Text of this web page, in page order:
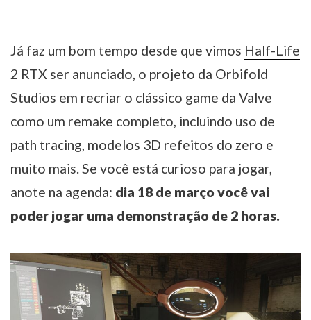
Já faz um bom tempo desde que vimos Half-Life
2 RTX ser anunciado, o projeto da Orbifold
Studios em recriar o clássico game da Valve
como um remake completo, incluindo uso de
path tracing, modelos 3D refeitos do zero e
muito mais. Se você está curioso para jogar,
anote na agenda: dia 18 de março você vai
poder jogar uma demonstração de 2 horas.